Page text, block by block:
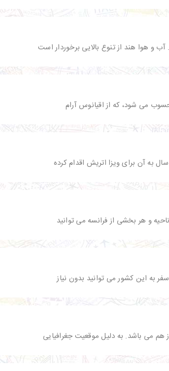
هوا هند از تنوع بالایی برخوردار است
می شود، که از اقیانوس آرام
به آن برای ویزا اتریش اقدام کرده
و هر بخشی از فرانسه می توانید
به این کشور می توانید بدون نیاز
هم می باشد. به دلیل موقعیت جغرافیایی